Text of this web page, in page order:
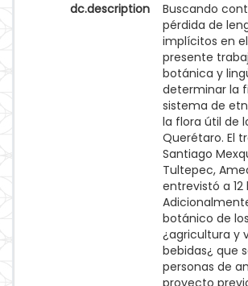
dc.description
Buscando
pérdida de
implícitos en
presente
botánica y
determinar la
sistema de
la flora útil de
Querétaro. El
Santiago
Tultepec,
entrevistó a
botánico de
¿agricultura y
bebidas¿ que
personas de
proyecto